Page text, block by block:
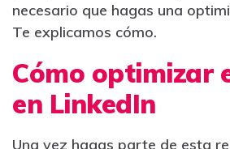
necesario que hagas una
Te explicamos cómo.
Cómo optimizar
en LinkedIn
Una vez hagas parte de esta